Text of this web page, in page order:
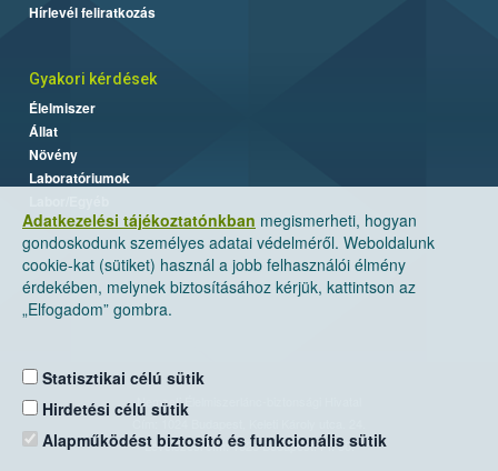
Adatkezelési tájékoztatónkban megismerheti, hogyan
gondoskodunk személyes adatai védelméről. Weboldalunk
cookie-kat (sütiket) használ a jobb felhasználói élmény
érdekében, melynek biztosításához kérjük, kattintson az
„Elfogadom” gombra.
Statisztikai célú sütik
Hirdetési célú sütik
Alapműködést biztosító és funkcionális sütik
Hírlevél feliratkozás
Gyakori kérdések
Élelmiszer
Állat
Növény
Laboratóriumok
Nemzeti Élelmiszerlánc-biztonsági Hivatal
Levelezési cím: 1525 Budapest. Pf. 30.